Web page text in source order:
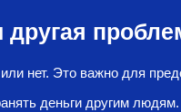
нет. Это важно для
деньги другим людям.